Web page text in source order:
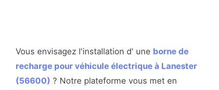
Vous envisagez l'installation d' une borne de
recharge pour véhicule électrique à Lanester
(56600) ? Notre plateforme vous met en